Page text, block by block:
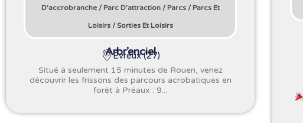
D'accrobranche/ Parc D'attraction/ Parcs/ Parcs Et
Loisirs/Sorties Et Loisirs
Arbr’enciel
Évreux (27)
Situé à seulement 15 minutes de Rouen, venez
découvrir les frissons des parcours acrobatiques en
forêt à Préaux : 9...